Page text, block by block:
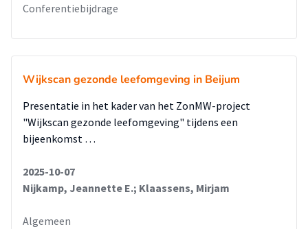
Conferentiebijdrage
Wijkscan gezonde leefomgeving in Beijum
Presentatie in het kader van het ZonMW-project
"Wijkscan gezonde leefomgeving" tijdens een
bijeenkomst …
2025-10-07
Nijkamp, Jeannette E.; Klaassens, Mirjam
Algemeen